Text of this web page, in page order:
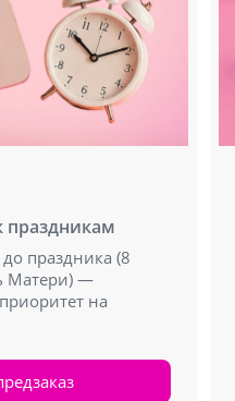
праздникам
праздника (8
Матери) —
на